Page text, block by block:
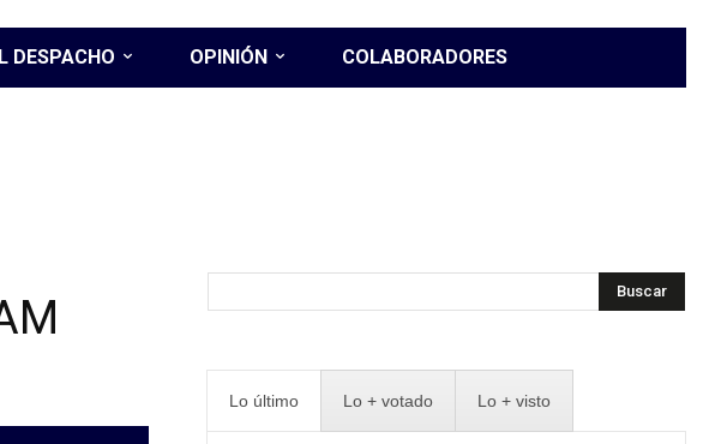
DESPACHO OPINIÓN COLABORADORES
Buscar
Lo último Lo + votado Lo + visto